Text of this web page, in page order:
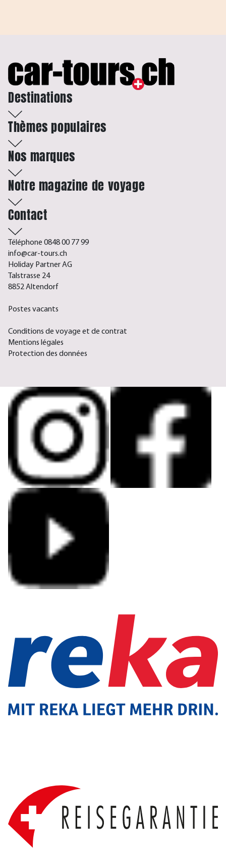
Destinations
Thèmes populaires
Nos marques
Notre magazine de voyage
Contact
Téléphone 0848 00 77 99
info@car-tours.ch
Holiday Partner AG
Talstrasse 24
8852 Altendorf
Postes vacants
Conditions de voyage et de contrat
Mentions légales
Protection des données